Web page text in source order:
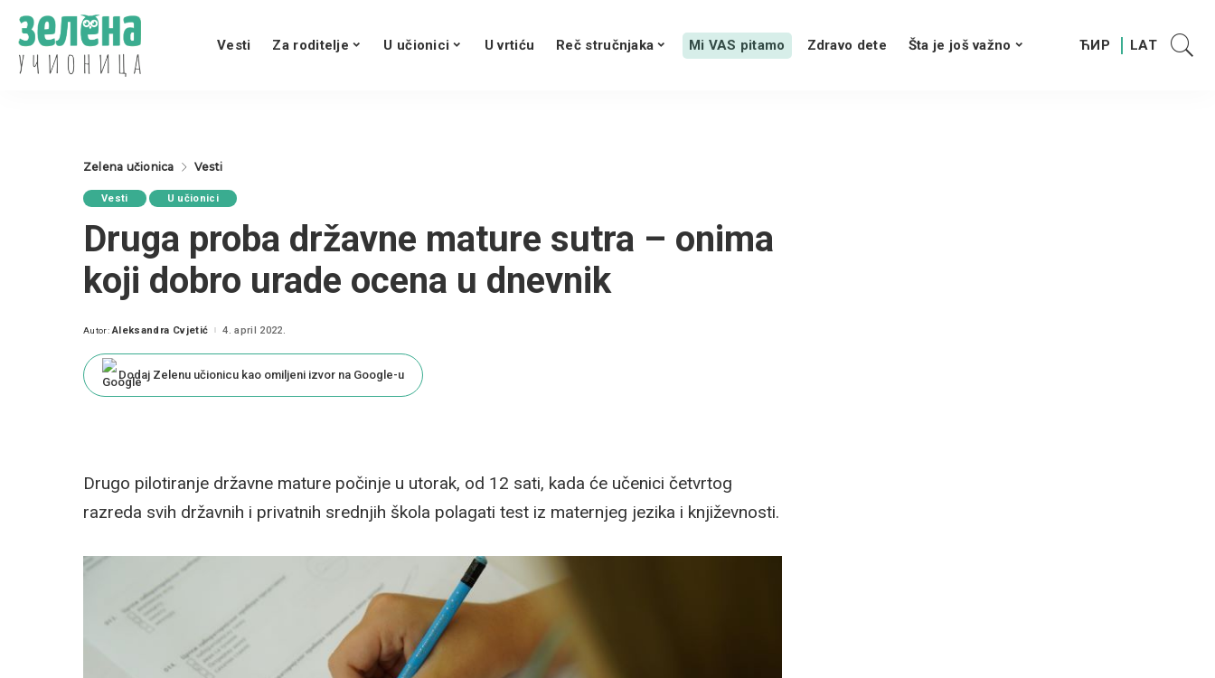
Vesti Za roditelje U učionici U vrtiću Reč stručnjaka Mi VAS pitamo Zdravo dete Šta je još važno
Zelena učionica Vesti
Vesti U učionici
Druga proba državne mature sutra – onima
koji dobro urade ocena u dnevnik
Posted
Autor: Aleksandra Cvjetić 4. april 2022.
Dodaj Zelenu učionicu kao omiljeni izvor na Google-u
Drugo pilotiranje državne mature počinje u utorak, od 12 sati, kada će učenici četvrtog
razreda svih državnih i privatnih srednjih škola polagati test iz maternjeg jezika i književnosti.